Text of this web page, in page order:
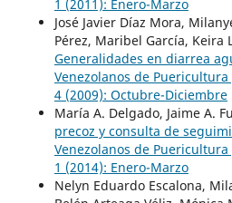
1 (2011): Enero-Marzo
José Javier Díaz Mora,
Pérez, Maribel García, Keira
Generalidades en diarrea
Venezolanos de
4 (2009): Octubre-Diciembre
María A. Delgado, Jaime A.
precoz y consulta de
Venezolanos de
1 (2014): Enero-Marzo
Nelyn Eduardo Escalona,